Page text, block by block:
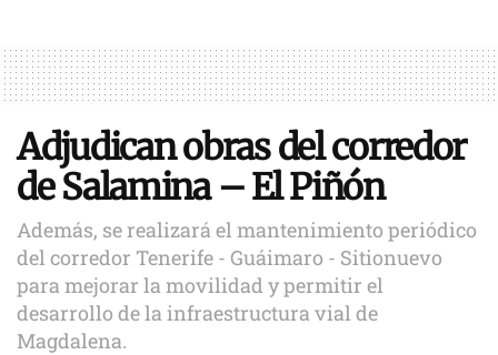
Adjudican obras del corredor
de Salamina – El Piñón
Además, se realizará el mantenimiento periódico
del corredor Tenerife - Guáimaro - Sitionuevo
para mejorar la movilidad y permitir el
desarrollo de la infraestructura vial de
Magdalena.